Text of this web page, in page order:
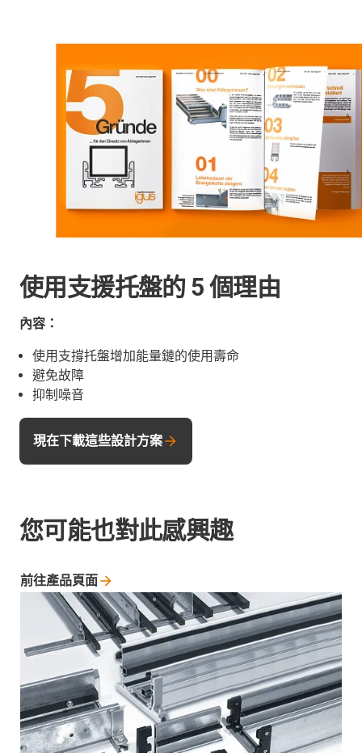
使用支援托盤的 5 個理由
內容：
使用支撐托盤增加能量鏈的使用壽命
避免故障
抑制噪音
現在下載這些設計方案
您可能也對此感興趣
前往產品頁面